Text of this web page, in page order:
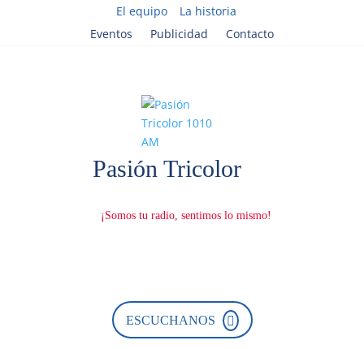
El equipo
La historia
Eventos
Publicidad Contacto
a
g
á
ESCUCHANOS